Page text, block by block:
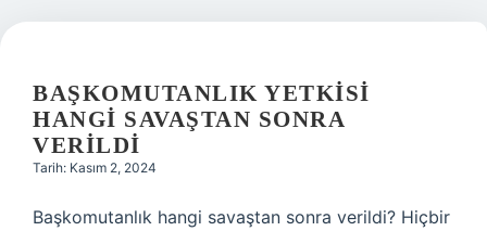
BAŞKOMUTANLIK YETKISI
HANGI SAVAŞTAN SONRA
VERILDI
Tarih: Kasım 2, 2024
Başkomutanlık hangi savaştan sonra verildi? Hiçbir